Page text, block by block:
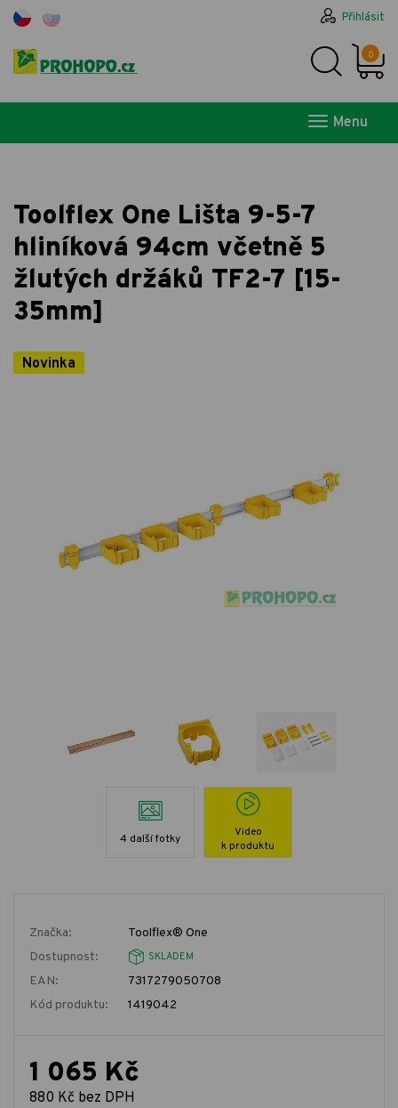
Přihlásit
0
Menu
Toolflex One Lišta 9-5-7
hliníková 94cm včetně 5
žlutých držáků TF2-7 [15-
35mm]
Novinka
4 další fotky
Video
k produktu
Značka:
Toolflex® One
Dostupnost:
SKLADEM
EAN:
7317279050708
Kód produktu:
1419042
1 065 Kč
880 Kč bez DPH